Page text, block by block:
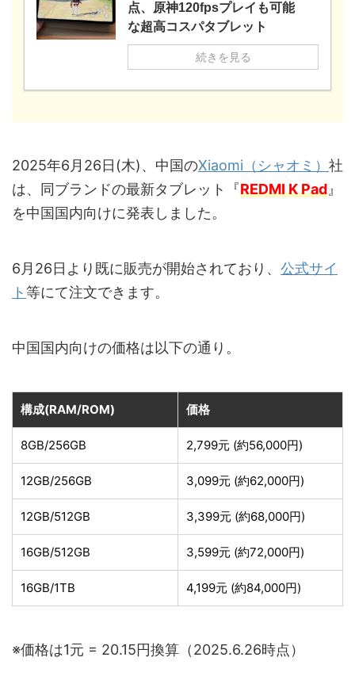
点、原神120fpsプレイも可能
な超高コスパタブレット
続きを見る
2025年6月26日(木)、中国のXiaomi（シャオミ） 社
は、同ブランドの最新タブレット『REDMI K Pad』
を中国国内向けに発表しました。
6月26日より既に販売が開始されており、 公式サイ
ト等にて注文できます。
中国国内向けの価格は以下の通り。
構成(RAM/ROM) 価格
8GB/256GB 2,799元 (約56,000円)
12GB/256GB 3,099元 (約62,000円)
12GB/512GB 3,399元 (約68,000円)
16GB/512GB 3,599元 (約72,000円)
16GB/1TB 4,199元 (約84,000円)
※価格は1元 = 20.15円換算（2025.6.26時点）